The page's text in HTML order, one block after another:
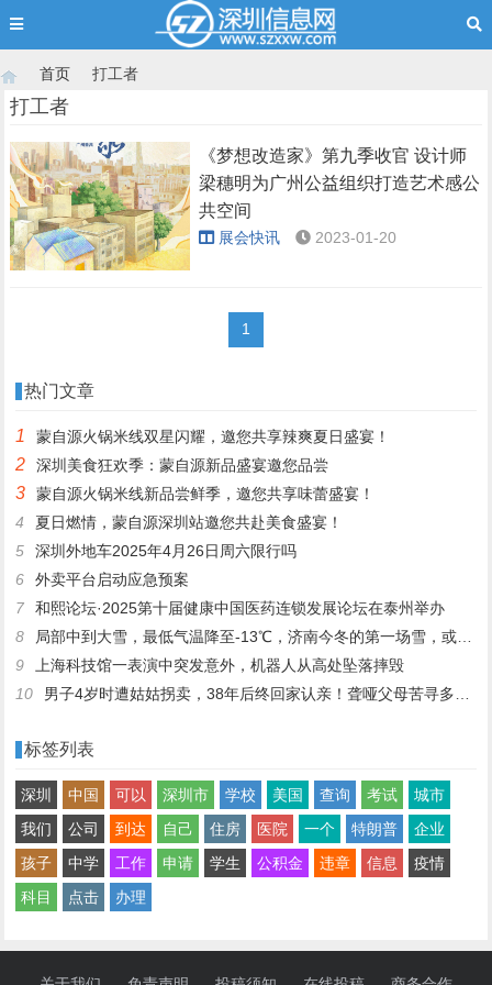
›
首页
›
打工者
打工者
《梦想改造家》第九季收官 设计师
梁穗明为广州公益组织打造艺术感公
共空间
展会快讯 2023-01-20
1
热门文章
1 蒙自源火锅米线双星闪耀，邀您共享辣爽夏日盛宴！
2 深圳美食狂欢季：蒙自源新品盛宴邀您品尝
3
蒙自源火锅米线新品尝鲜季，邀您共享味蕾盛宴！
4
夏日燃情，蒙自源深圳站邀您共赴美食盛宴！
5
深圳外地车2025年4月26日周六限行吗
6
外卖平台启动应急预案
7
和熙论坛·2025第十届健康中国医药连锁发展论坛在泰州举办
8
局部中到大雪，最低气温降至-13℃，济南今冬的第一场雪，或跟去年同一时间！
9
上海科技馆一表演中突发意外，机器人从高处坠落摔毁
10
男子4岁时遭姑姑拐卖，38年后终回家认亲！聋哑父母苦寻多年，母亲已抱憾离世丨红星寻人
标签列表
深圳 中国 可以 深圳市 学校 美国 查询 考试
城市
我们
公司 到达 自己 住房 医院 一个 特朗普
企业
孩子
中学 工作 申请 学生 公积金 违章 信息
疫情
科目
点击 办理